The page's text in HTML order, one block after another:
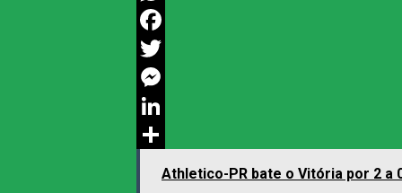
WhatsApp
Facebook
Twitter
Messenger
LinkedIn
Athletico-PR bate o Vitória por 2 a